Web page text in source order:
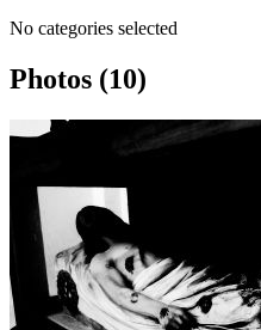
No categories selected
Photos (10)